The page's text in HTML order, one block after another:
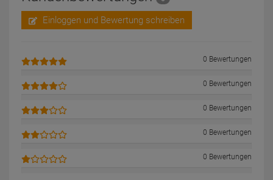
Einloggen und Bewertung schreiben
0 Bewertungen
0 Bewertungen
0 Bewertungen
0 Bewertungen
0 Bewertungen